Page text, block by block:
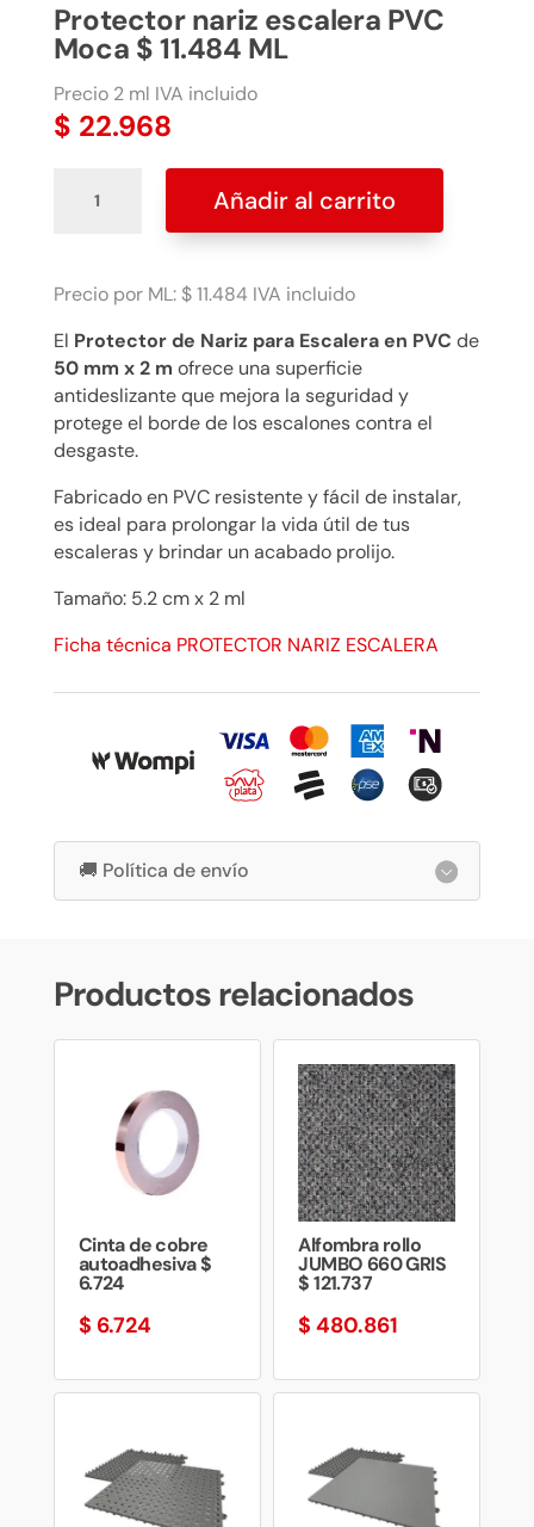
Protector nariz escalera PVC
Moca $ 11.484 ML
Precio 2 ml IVA incluido
$ 22.968
Moca
11.484
ML
cantidad
Añadir al carrito
Precio por ML: $ 11.484 IVA incluido
El Protector de Nariz para Escalera en PVC de
50 mm x 2 m ofrece una superficie
antideslizante que mejora la seguridad y
protege el borde de los escalones contra el
desgaste.
Fabricado en PVC resistente y fácil de instalar,
es ideal para prolongar la vida útil de tus
escaleras y brindar un acabado prolijo.
Tamaño: 5.2 cm x 2 ml
Ficha técnica PROTECTOR NARIZ ESCALERA
🚚 Política de envío
Productos relacionados
Cinta de cobre
autoadhesiva $
6.724
$ 6.724
Alfombra rollo
JUMBO 660 GRIS
$ 121.737
$ 480.861